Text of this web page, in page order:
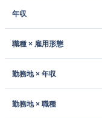
年収
職種 × 雇用形態
勤務地 × 年収
勤務地 × 職種